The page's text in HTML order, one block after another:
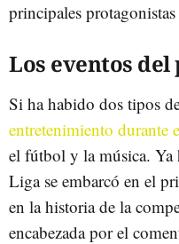
principales protagonistas
Los eventos del
Si ha habido dos tipos
entretenimiento durante
el fútbol y la música. Ya
Liga se embarcó en el
en la historia de la
encabezada por el